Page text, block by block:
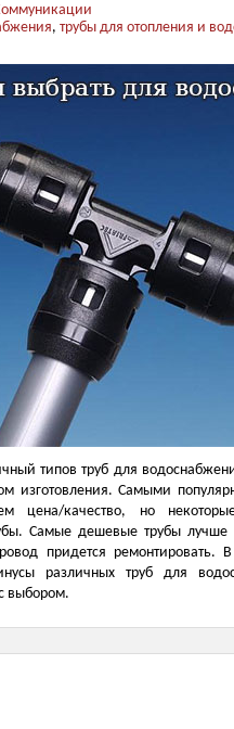
, трубы для отопления и
типов труб для
изготовления. Самыми
цена/качество, но
Самые дешевые трубы лучше
придется ремонтировать.
различных труб для
выбором.